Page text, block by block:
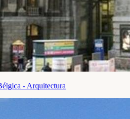
- Arquitectura